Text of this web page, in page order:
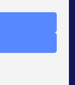
in Leiden
Zoetermeer